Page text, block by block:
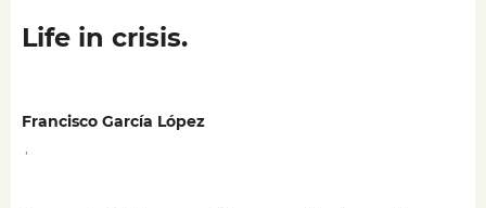
Life in crisis.
Francisco García López